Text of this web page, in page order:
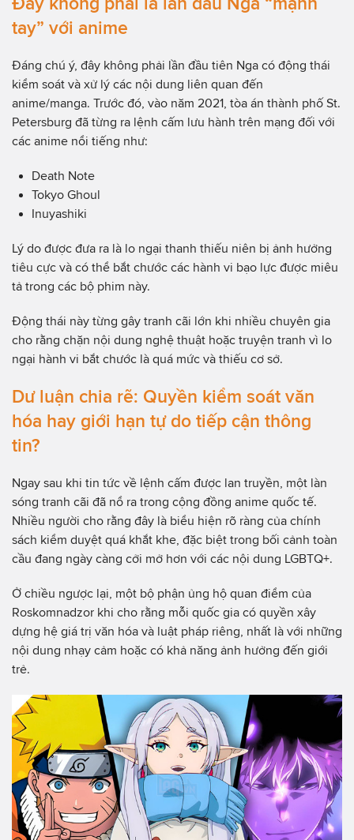
tay” với anime
Đáng chú ý, đây không phải lần đầu tiên Nga có động thái
kiểm soát và xử lý các nội dung liên quan đến
anime/manga. Trước đó, vào năm 2021, tòa án thành phố St.
Petersburg đã từng ra lệnh cấm lưu hành trên mạng đối với
các anime nổi tiếng như:
Death Note
Tokyo Ghoul
Inuyashiki
Lý do được đưa ra là lo ngại thanh thiếu niên bị ảnh hưởng
tiêu cực và có thể bắt chước các hành vi bạo lực được miêu
tả trong các bộ phim này.
Động thái này từng gây tranh cãi lớn khi nhiều chuyên gia
cho rằng chặn nội dung nghệ thuật hoặc truyện tranh vì lo
ngại hành vi bắt chước là quá mức và thiếu cơ sở.
Dư luận chia rẽ: Quyền kiểm soát văn
hóa hay giới hạn tự do tiếp cận thông
tin?
Ngay sau khi tin tức về lệnh cấm được lan truyền, một làn
sóng tranh cãi đã nổ ra trong cộng đồng anime quốc tế.
Nhiều người cho rằng đây là biểu hiện rõ ràng của chính
sách kiểm duyệt quá khắt khe, đặc biệt trong bối cảnh toàn
cầu đang ngày càng cởi mở hơn với các nội dung LGBTQ+.
Ở chiều ngược lại, một bộ phận ủng hộ quan điểm của
Roskomnadzor khi cho rằng mỗi quốc gia có quyền xây
dựng hệ giá trị văn hóa và luật pháp riêng, nhất là với những
nội dung nhạy cảm hoặc có khả năng ảnh hưởng đến giới
trẻ.